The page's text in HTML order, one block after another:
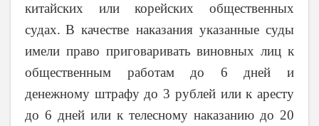
китайских или корейских общественных
судах. В качестве наказания указанные суды
имели право приговаривать виновных лиц к
общественным работам до 6 дней и
денежному штрафу до 3 рублей или к аресту
до 6 дней или к телесному наказанию до 20